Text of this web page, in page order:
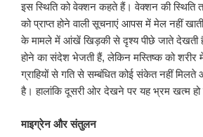
इस स्थिति को वेक्शन कहते हैं। वेक्शन की स्थिति
को प्राप्त होने वाली सूचनाएं आपस में मेल नहीं
के मामले में आंखें खिड़की से दृश्य पीछे जाते देखती
होने का संदेश भेजती हैं, लेकिन मस्तिष्क को शरीर
ग्राहियों से गति से सम्बंधित कोई संकेत नहीं मिलते
है। हालांकि दूसरी ओर देखने पर यह भ्रम खत्म हो
माइग्रेन और संतुलन